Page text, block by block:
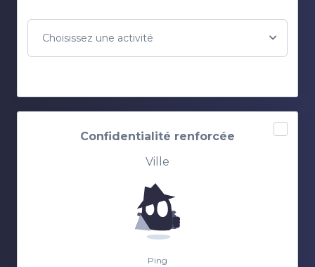
Choisissez une activité
Confidentialité renforcée
Ville
Ping